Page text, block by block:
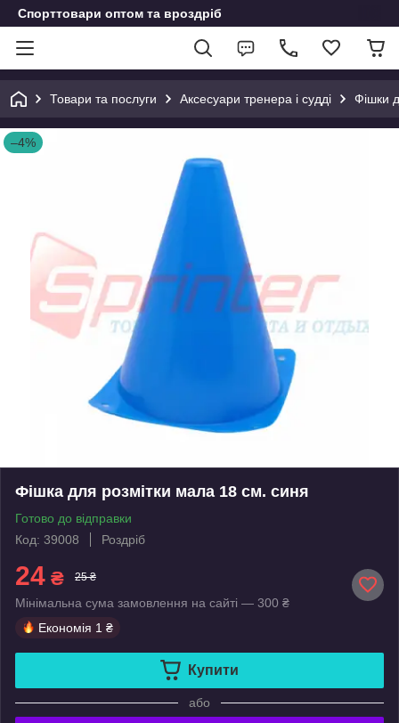
Спорттовари оптом та вроздріб
Товари та послуги Аксесуари тренера і судді Фішки
–4%
Фішка для розмітки мала 18 см. синя
Готово до відправки
Код: 39008
Роздріб
24 ₴ 25 ₴
Мінімальна сума замовлення на сайті — 300 ₴
Економія 1 ₴
Купити
або